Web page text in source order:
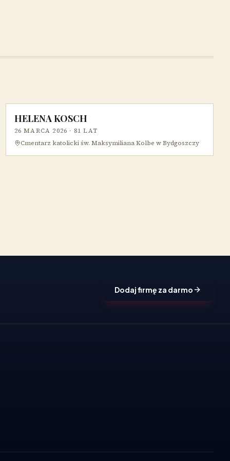
HELENA KOSCH
26 MARCA 2026 · 81 LAT
Cmentarz katolicki św. Maksymiliana Kolbe w Bydgoszczy
Dodaj firmę za darmo